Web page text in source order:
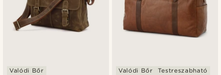
Valódi Bőr Valódi Bőr Testreszabható